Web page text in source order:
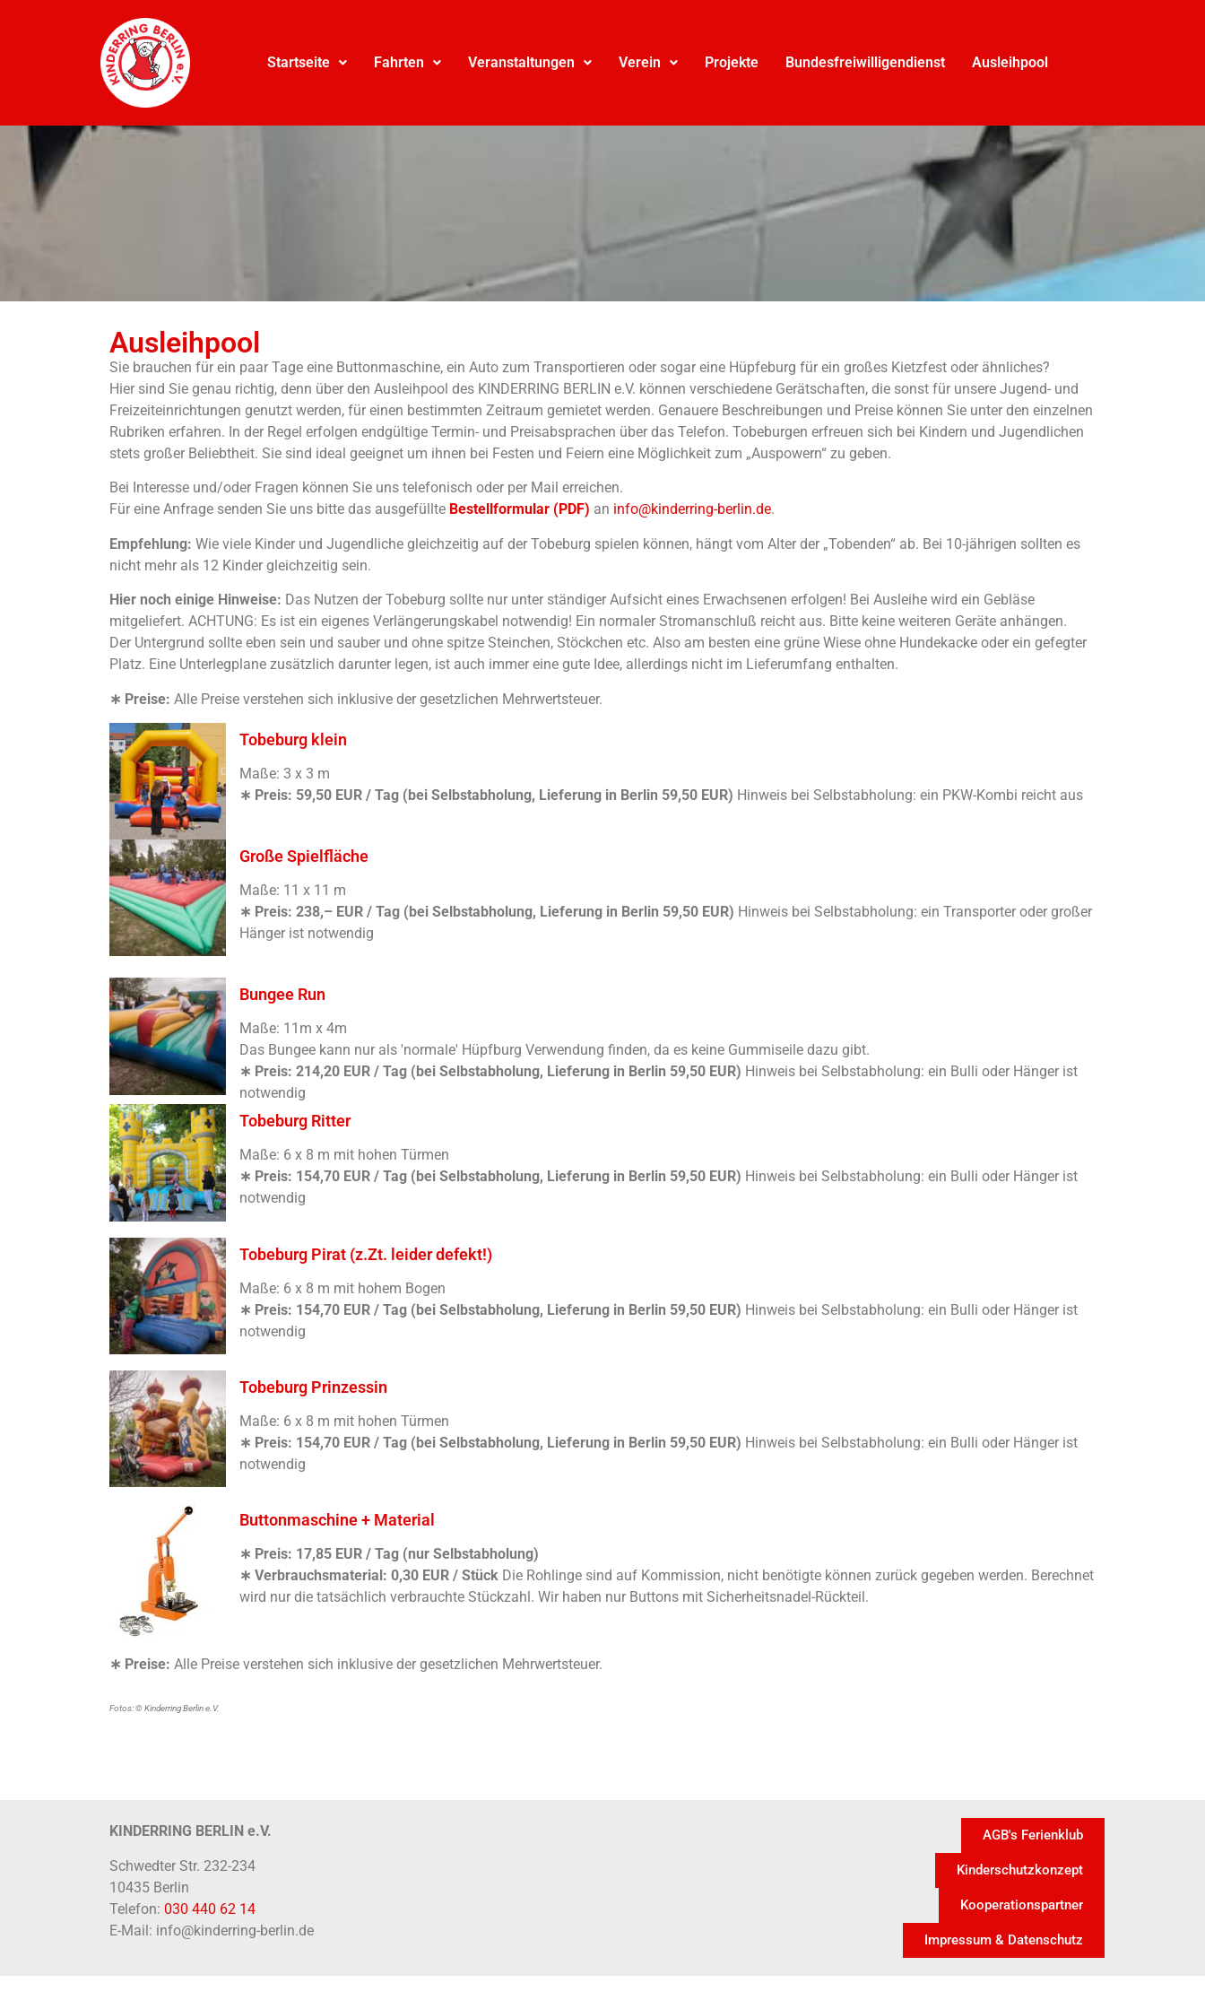
Startseite Fahrten Veranstaltungen Verein Projekte Bundesfreiwilligendienst Ausleihpool
Ausleihpool
Sie brauchen für ein paar Tage eine Buttonmaschine, ein Auto zum Transportieren oder sogar eine Hüpfeburg für ein großes Kietzfest oder ähnliches?
Hier sind Sie genau richtig, denn über den Ausleihpool des KINDERRING BERLIN e.V. können verschiedene Gerätschaften, die sonst für unsere Jugend- und
Freizeiteinrichtungen genutzt werden, für einen bestimmten Zeitraum gemietet werden. Genauere Beschreibungen und Preise können Sie unter den einzelnen
Rubriken erfahren. In der Regel erfolgen endgültige Termin- und Preisabsprachen über das Telefon. Tobeburgen erfreuen sich bei Kindern und Jugendlichen
stets großer Beliebtheit. Sie sind ideal geeignet um ihnen bei Festen und Feiern eine Möglichkeit zum „Auspowern“ zu geben.
Bei Interesse und/oder Fragen können Sie uns telefonisch oder per Mail erreichen.
Für eine Anfrage senden Sie uns bitte das ausgefüllte Bestellformular (PDF) an info@kinderring-berlin.de.
Empfehlung: Wie viele Kinder und Jugendliche gleichzeitig auf der Tobeburg spielen können, hängt vom Alter der „Tobenden“ ab. Bei 10-jährigen sollten es
nicht mehr als 12 Kinder gleichzeitig sein.
Hier noch einige Hinweise: Das Nutzen der Tobeburg sollte nur unter ständiger Aufsicht eines Erwachsenen erfolgen! Bei Ausleihe wird ein Gebläse
mitgeliefert. ACHTUNG: Es ist ein eigenes Verlängerungskabel notwendig! Ein normaler Stromanschluß reicht aus. Bitte keine weiteren Geräte anhängen.
Der Untergrund sollte eben sein und sauber und ohne spitze Steinchen, Stöckchen etc. Also am besten eine grüne Wiese ohne Hundekacke oder ein gefegter
Platz. Eine Unterlegplane zusätzlich darunter legen, ist auch immer eine gute Idee, allerdings nicht im Lieferumfang enthalten.
∗ Preise: Alle Preise verstehen sich inklusive der gesetzlichen Mehrwertsteuer.
Tobeburg klein
Maße: 3 x 3 m
∗ Preis: 59,50 EUR / Tag (bei Selbstabholung, Lieferung in Berlin 59,50 EUR) Hinweis bei Selbstabholung: ein PKW-Kombi reicht aus
Große Spielfläche
Maße: 11 x 11 m
∗ Preis: 238,– EUR / Tag (bei Selbstabholung, Lieferung in Berlin 59,50 EUR) Hinweis bei Selbstabholung: ein Transporter oder großer
Hänger ist notwendig
Bungee Run
Maße: 11m x 4m
Das Bungee kann nur als 'normale' Hüpfburg Verwendung finden, da es keine Gummiseile dazu gibt.
∗ Preis: 214,20 EUR / Tag (bei Selbstabholung, Lieferung in Berlin 59,50 EUR) Hinweis bei Selbstabholung: ein Bulli oder Hänger ist
notwendig
Tobeburg Ritter
Maße: 6 x 8 m mit hohen Türmen
∗ Preis: 154,70 EUR / Tag (bei Selbstabholung, Lieferung in Berlin 59,50 EUR) Hinweis bei Selbstabholung: ein Bulli oder Hänger ist
notwendig
Tobeburg Pirat (z.Zt. leider defekt!)
Maße: 6 x 8 m mit hohem Bogen
∗ Preis: 154,70 EUR / Tag (bei Selbstabholung, Lieferung in Berlin 59,50 EUR) Hinweis bei Selbstabholung: ein Bulli oder Hänger ist
notwendig
Tobeburg Prinzessin
Maße: 6 x 8 m mit hohen Türmen
∗ Preis: 154,70 EUR / Tag (bei Selbstabholung, Lieferung in Berlin 59,50 EUR) Hinweis bei Selbstabholung: ein Bulli oder Hänger ist
notwendig
Buttonmaschine + Material
∗ Preis: 17,85 EUR / Tag (nur Selbstabholung)
∗ Verbrauchsmaterial: 0,30 EUR / Stück Die Rohlinge sind auf Kommission, nicht benötigte können zurück gegeben werden. Berechnet
wird nur die tatsächlich verbrauchte Stückzahl. Wir haben nur Buttons mit Sicherheitsnadel-Rückteil.
∗ Preise: Alle Preise verstehen sich inklusive der gesetzlichen Mehrwertsteuer.
Fotos: © Kinderring Berlin e.V.
KINDERRING BERLIN e.V.
Schwedter Str. 232-234
10435 Berlin
Telefon: 030 440 62 14
E-Mail: info@kinderring-berlin.de
AGB's Ferienklub
Kinderschutzkonzept
Kooperationspartner
Impressum & Datenschutz